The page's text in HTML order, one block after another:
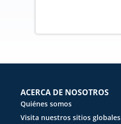
ACERCA DE NOSOTROS
Quiénes somos
Visita nuestros sitios globales